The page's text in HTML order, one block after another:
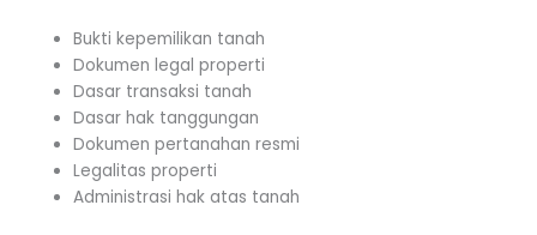
Bukti kepemilikan tanah
Dokumen legal properti
Dasar transaksi tanah
Dasar hak tanggungan
Dokumen pertanahan resmi
Legalitas properti
Administrasi hak atas tanah